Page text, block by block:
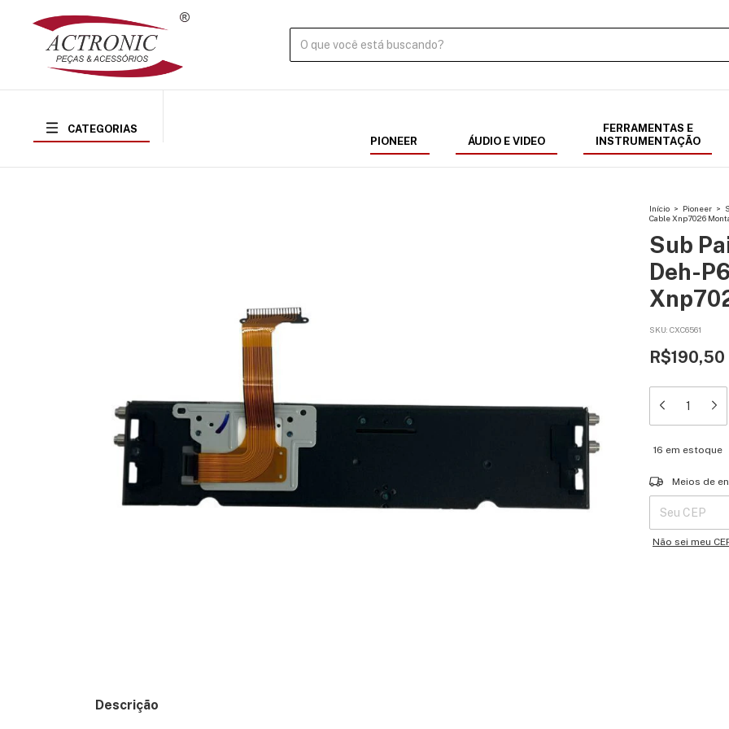
CATEGORIAS
PIONEER
ÁUDIO E VIDEO
FERRAMENTAS E
INSTRUMENTAÇÃO
Início > Pioneer >
Cable Xnp7026
Sub
Deh-
SKU: CXC6561
R$190,50
16 em estoque
Entregas para o
Meios de
Não sei meu
Descrição